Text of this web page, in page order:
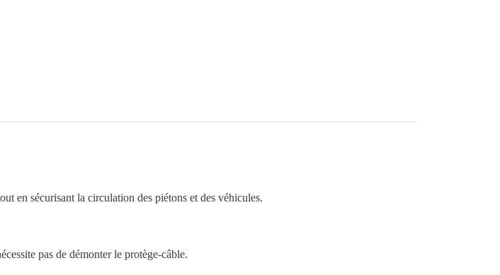
en sécurisant la circulation des piétons et des véhicules.
pas de démonter le protège-câble.